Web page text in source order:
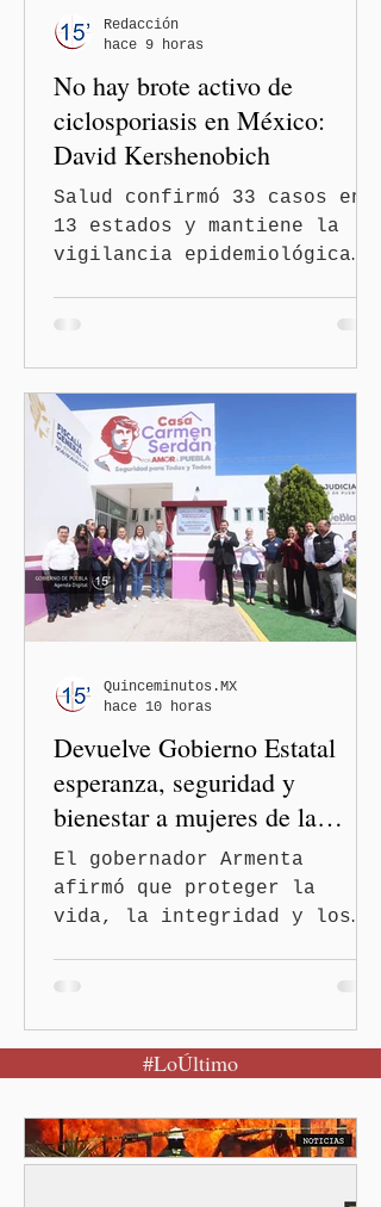
No hay brote activo de
ciclosporiasis en México:
David Kershenobich
Salud confirmó 33 casos en
13 estados y mantiene la
vigilancia epidemiológica
Kershenobich Stalnikowitz,
aseguró que en México no
existe un brote activo de
ciclosporiasis, luego de
los recientes reportes de
casos en Estados Unidos y
de viajeros del Reino Unido
que visitaron territorio
mexicano. A través de un
mensaje difundido en redes
informó que la Secretaría
de Salud activó de mane
Redacción
hace 9 horas
Devuelve Gobierno Estatal
esperanza, seguridad y
bienestar a mujeres de la
periferia urbana
El gobernador Armenta
afirmó que proteger la
vida, la integridad y los
Puebla, Pue.-Cuando una
mujer encuentra un lugar
también recupera la
esperanza de vivir sin
Quinceminutos.MX
hace 10 horas
#LoÚltimo